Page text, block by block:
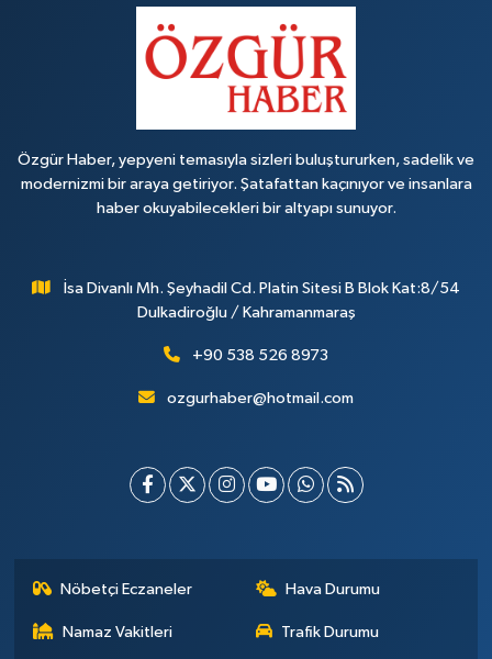
Özgür Haber, yepyeni temasıyla sizleri buluştururken, sadelik ve
modernizmi bir araya getiriyor. Şatafattan kaçınıyor ve insanlara
haber okuyabilecekleri bir altyapı sunuyor.
İsa Divanlı Mh. Şeyhadil Cd. Platin Sitesi B Blok Kat:8/54
Dulkadiroğlu / Kahramanmaraş
+90 538 526 8973
ozgurhaber@hotmail.com
Nöbetçi Eczaneler Hava Durumu
Namaz Vakitleri Trafik Durumu